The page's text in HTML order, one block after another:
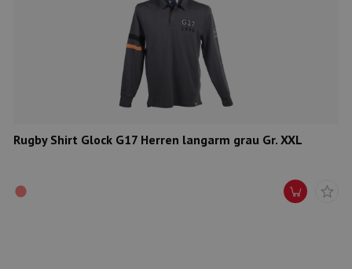
Rugby Shirt Glock G17 Herren langarm grau Gr. XXL